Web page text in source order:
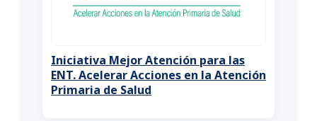
Iniciativa Mejor Atención para las
ENT. Acelerar Acciones en la Atención
Primaria de Salud